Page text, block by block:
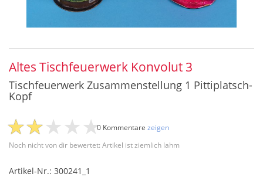
Altes Tischfeuerwerk Konvolut 3
Tischfeuerwerk Zusammenstellung 1 Pittiplatsch-
Kopf
Noch nicht von dir bewertet: Artikel ist ziemlich lahm
0 Kommentare zeigen
Artikel-Nr.: 300241_1